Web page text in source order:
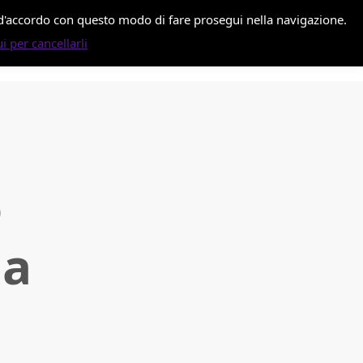
con questo modo di fare prosegui nella navigazione.
per cancellarli